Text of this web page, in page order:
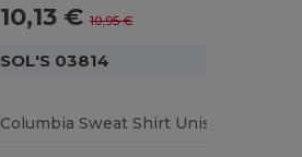
10,13 €10,95 €
SOL'S 03814